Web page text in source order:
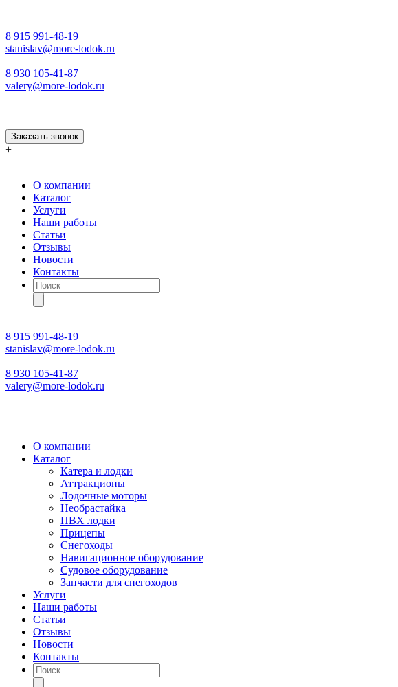
8 915 991-48-19
stanislav@more-lodok.ru
8 930 105-41-87
valery@more-lodok.ru
Заказать звонок
+
О компании
Каталог
Услуги
Наши работы
Статьи
Отзывы
Новости
Контакты
Поиск
товаров
8 915 991-48-19
stanislav@more-lodok.ru
8 930 105-41-87
valery@more-lodok.ru
О компании
Каталог
Катера и лодки
Аттракционы
Лодочные моторы
Необрастайка
ПВХ лодки
Прицепы
Снегоходы
Навигационное оборудование
Судовое оборудование
Запчасти для снегоходов
Услуги
Наши работы
Статьи
Отзывы
Новости
Контакты
Поиск
товаров